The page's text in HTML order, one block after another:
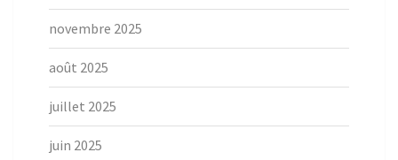
novembre 2025
août 2025
juillet 2025
juin 2025